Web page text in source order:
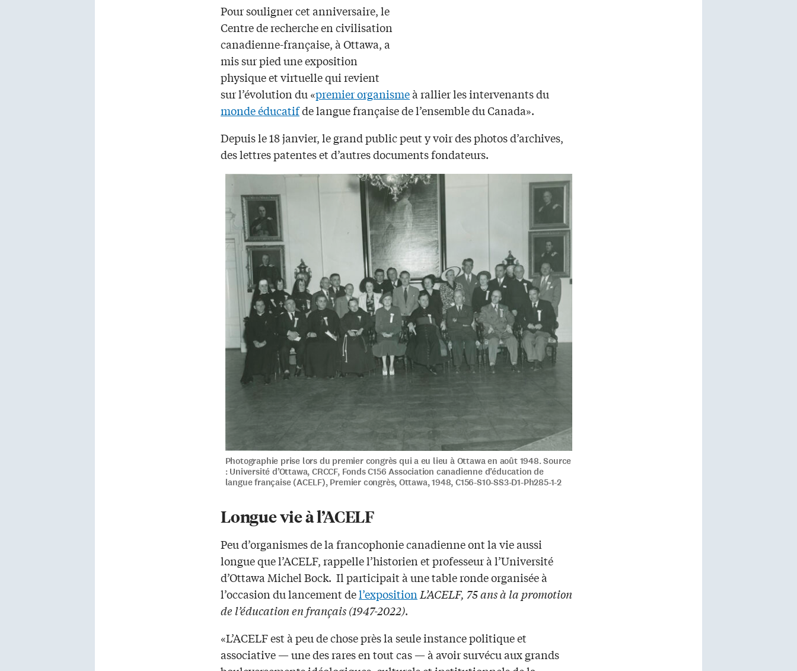
Pour souligner cet anniversaire, le
Centre de recherche en civilisation
canadienne-française, à Ottawa, a
mis sur pied une exposition
physique et virtuelle qui revient
sur l’évolution du «premier organismeà rallier les intervenants du
monde éducatifde langue française de l’ensemble du Canada».
Depuis le 18 janvier, le grand public peut y voir des photos d’archives,
des lettres patentes et d’autres documents fondateurs.
Photographie prise lors du premier congrès qui a eu lieu à Ottawa en août 1948. Source
: Université d’Ottawa, CRCCF, Fonds C156 Association canadienne d’éducation de
langue française (ACELF), Premier congrès, Ottawa, 1948, C156-S10-SS3-D1-Ph285-1-2
Longue vie à l’ACELF
Peu d’organismes de la francophonie canadienne ont la vie aussi
longue que l’ACELF, rappelle l’historien et professeur à l’Université
d’Ottawa Michel Bock. Il participait à une table ronde organisée à
l’occasion du lancement del’expositionL’ACELF, 75 ans à la promotion
de l’éducation en français (1947-2022).
«L’ACELF est à peu de chose près la seule instance politique et
associative — une des rares en tout cas — à avoir survécu aux grands